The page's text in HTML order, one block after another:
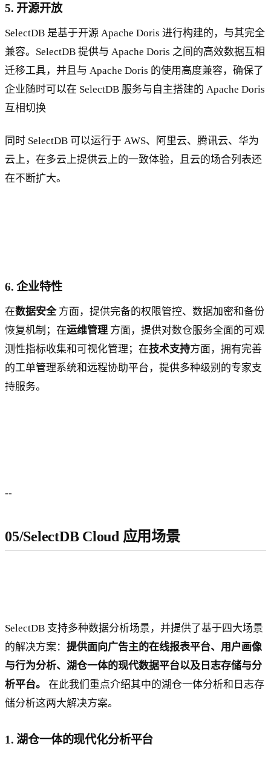
5. 开源开放
SelectDB 是基于开源 Apache Doris 进行构建的，与其完全
兼容。SelectDB 提供与 Apache Doris 之间的高效数据互相
迁移工具，并且与 Apache Doris 的使用高度兼容，确保了
企业随时可以在 SelectDB 服务与自主搭建的 Apache Doris
互相切换
同时 SelectDB 可以运行于 AWS、阿里云、腾讯云、华为
云上，在多云上提供云上的一致体验，且云的场合列表还
在不断扩大。
6. 企业特性
在数据安全方面，提供完备的权限管控、数据加密和备份
恢复机制；在运维管理 方面，提供对数仓服务全面的可观
测性指标收集和可视化管理；在技术支持方面，拥有完善
的工单管理系统和远程协助平台，提供多种级别的专家支
持服务。
--
05/SelectDB Cloud 应用场景
SelectDB 支持多种数据分析场景，并提供了基于四大场景
的解决方案： 提供面向广告主的在线报表平台、用户画像
与行为分析、湖仓一体的现代数据平台以及日志存储与分
析平台。
在此我们重点介绍其中的湖仓一体分析和日志存
储分析这两大解决方案。
1. 湖仓一体的现代化分析平台